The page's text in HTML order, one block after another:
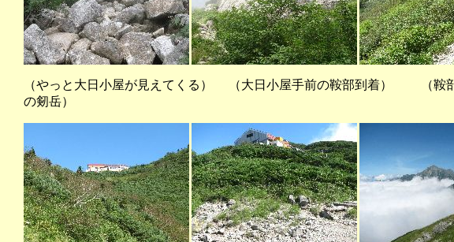
（やっと大日小屋が見えてくる） （大日小屋手前の鞍部到着） （鞍
の剱岳）